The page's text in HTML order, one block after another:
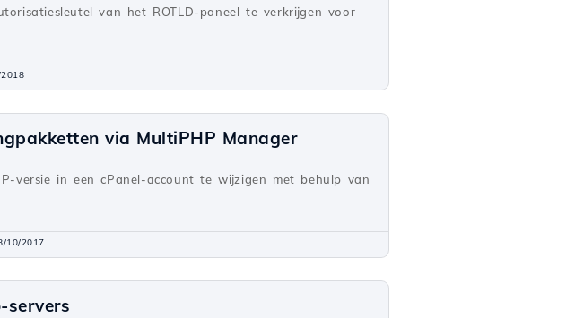
van het ROTLD-paneel te verkrijgen voor
via MultiPHP Manager
versie in een cPanel-account te wijzigen met behulp van
10/2017
servers